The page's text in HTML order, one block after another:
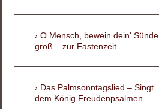
O Mensch, bewein dein' Sünde
groß – zur Fastenzeit
Das Palmsonntagslied – Singt
dem König Freudenpsalmen